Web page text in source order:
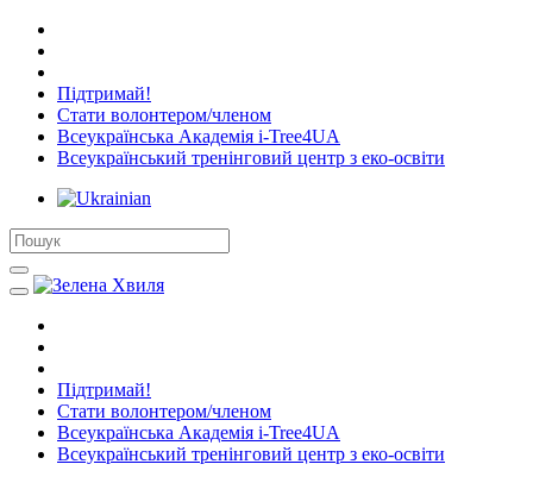
Підтримай!
Стати волонтером/членом
Всеукраїнська Академія i-Tree4UA
Всеукраїнський тренінговий центр з еко-освіти
Підтримай!
Стати волонтером/членом
Всеукраїнська Академія i-Tree4UA
Всеукраїнський тренінговий центр з еко-освіти